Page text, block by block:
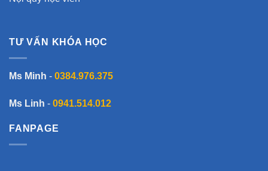
TƯ VẤN KHÓA HỌC
Ms Minh - 0384.976.375
Ms Linh - 0941.514.012
FANPAGE